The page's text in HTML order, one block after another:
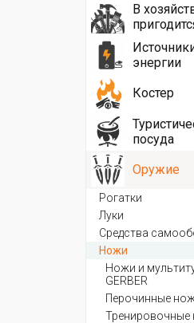
В
энергии
Костер
посуда
Оружие
Рогатки
Луки
Средства
Ножи
Ножи и
GERBER
Перочинные
Тренировочные